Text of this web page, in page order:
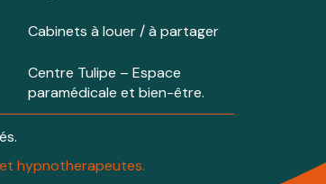
Cabinets à louer / à partager
Centre Tulipe – Espace
paramédicale et bien-être.
hypnotherapeutes.